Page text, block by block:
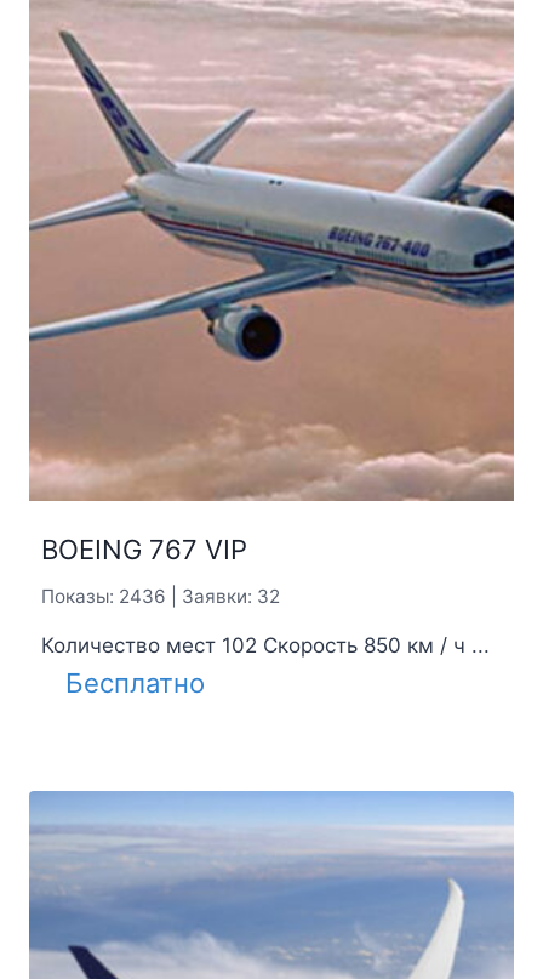
BOEING 767 VIP
Показы: 2436 | Заявки: 32
Количество мест 102 Скорость 850 км / ч ...
Бесплатно